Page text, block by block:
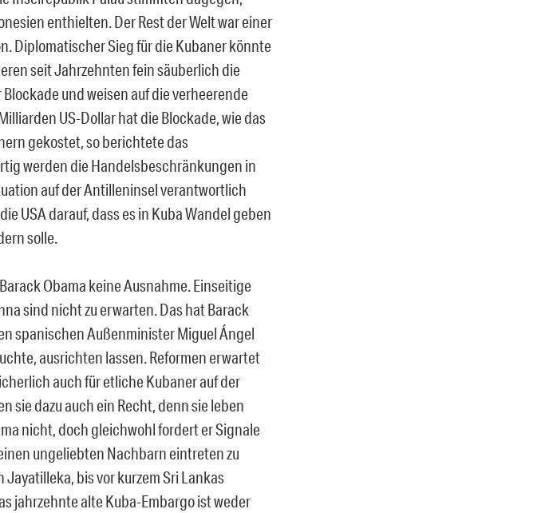
enthielten. Der Rest der Welt war einer
Diplomatischer Sieg für die Kubaner könnte
seit Jahrzehnten fein säuberlich die
und weisen auf die verheerende
US-Dollar hat die Blockade, wie das
gekostet, so berichtete das
werden die Handelsbeschränkungen in
auf der Antilleninsel verantwortlich
USA darauf, dass es in Kuba Wandel geben
solle.
Obama keine Ausnahme. Einseitige
sind nicht zu erwarten. Das hat Barack
spanischen Außenminister Miguel Ángel
ausrichten lassen. Reformen erwartet
auch für etliche Kubaner auf der
sie dazu auch ein Recht, denn sie leben
nicht, doch gleichwohl fordert er Signale
ungeliebten Nachbarn eintreten zu
bis vor kurzem Sri Lankas
jahrzehnte alte Kuba-Embargo ist weder